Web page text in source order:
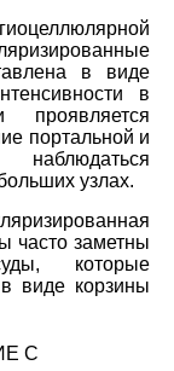
в виде
в
портальной и
узлах.
часто заметны
которые
виде корзины